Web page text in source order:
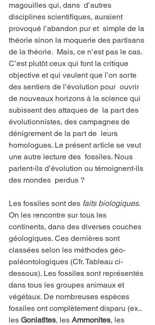
magouilles qui, dans  d’autres
disciplines scientifiques, auraient
provoqué l’abandon pur et  simple de la
théorie sinon la moquerie des partisans
de la théorie.  Mais, ce n’est pas le cas.
C’est plutôt ceux qui font la critique
objective et qui veulent que l’on sorte
des sentiers de l’évolution pour  ouvrir
de nouveaux horizons à la science qui
subissent des attaques de  la part des
évolutionnistes, des campagnes de
dénigrement de la part de  leurs
homologues. Le présent article se veut
une autre lecture des  fossiles. Nous
parlent-ils d’évolution ou témoignent-ils
des mondes  perdus ?
Les fossiles sont des faits biologiques.
On les rencontre sur tous les
continents, dans des diverses couches
géologiques. Ces dernières sont
classées selon les méthodes géo-
paléontologiques (Cfr. Tableau ci-
dessous). Les fossiles sont représentés
dans tous les groupes animaux et
végétaux. De nombreuses espèces
fossiles ont complètement disparu (ex..
les Goniatites, les Ammonites, les